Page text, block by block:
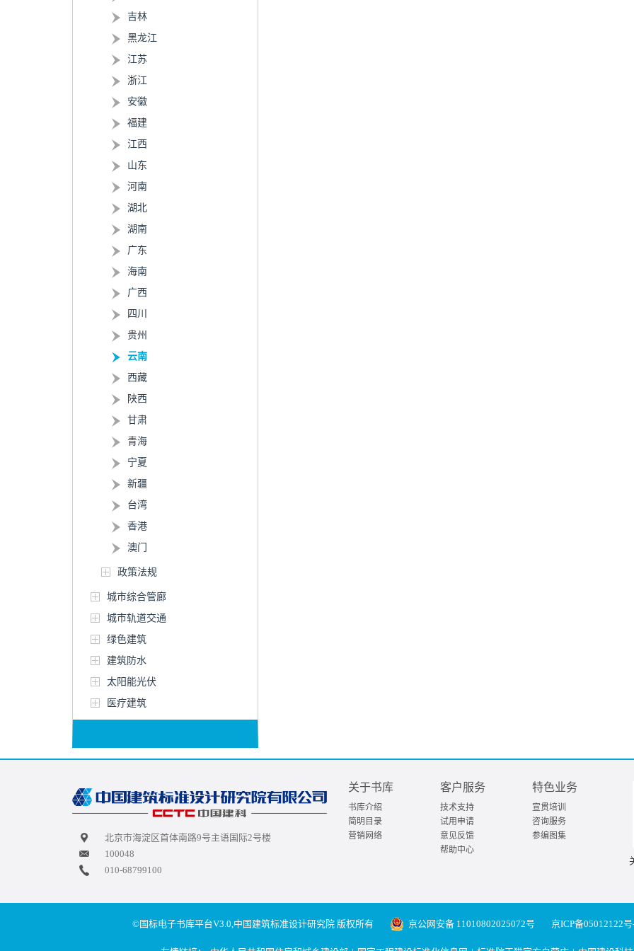
吉林
黑龙江
江苏
浙江
安徽
福建
江西
山东
河南
湖北
湖南
广东
海南
广西
四川
贵州
云南
西藏
陕西
甘肃
青海
宁夏
新疆
台湾
香港
澳门
政策法规
城市综合管廊
城市轨道交通
绿色建筑
建筑防水
太阳能光伏
医疗建筑
北京市海淀区首体南路9号主语国际2号楼
100048
010-68799100
关于书库
书库介绍
简明目录
营销网络
客户服务
技术支持
试用申请
意见反馈
帮助中心
特色业务
宣贯培训
咨询服务
参编图集
©国标电子书库平台V3.0,中国建筑标准设计研究院 版权所有 京公网安备 11010802025072号 京ICP备05012122号